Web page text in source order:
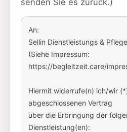
senden Sie es zurück.)
An:
Sellin Dienstleistungs &
(Siehe Impressum:
https://begleitzeit.care/
Hiermit widerrufe(n) ich/wir
abgeschlossenen Vertrag
über die Erbringung der
Dienstleistung(en):